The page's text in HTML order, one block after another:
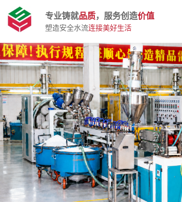
专业铸就品质，服务创造价值
塑造安全水流连接美好生活